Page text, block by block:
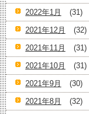
2022年1月
(31)
2021年12月
(32)
2021年11月
(31)
2021年10月
(31)
2021年9月
(30)
2021年8月
(32)